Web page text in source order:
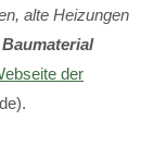
alte Heizungen
der